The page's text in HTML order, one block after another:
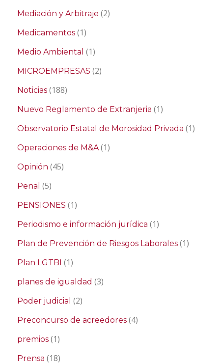
Mediación y Arbitraje (2)
Medicamentos (1)
Medio Ambiental (1)
MICROEMPRESAS (2)
Noticias (188)
Nuevo Reglamento de Extranjeria (1)
Observatorio Estatal de Morosidad Privada (1)
Operaciones de M&A(1)
Opinión (45)
Penal (5)
PENSIONES (1)
Periodismo e información jurídica (1)
Plan de Prevención de Riesgos Laborales (1)
Plan LGTBI (1)
planes de igualdad (3)
Poder judicial (2)
Preconcurso de acreedores (4)
premios (1)
Prensa (18)